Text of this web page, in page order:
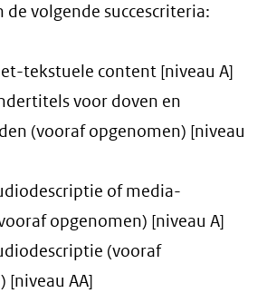
volgende succescriteria:
tekstuele content [niveau A]
voor doven en
(vooraf opgenomen) [niveau
of media-
opgenomen) [niveau A]
(vooraf
[niveau AA]